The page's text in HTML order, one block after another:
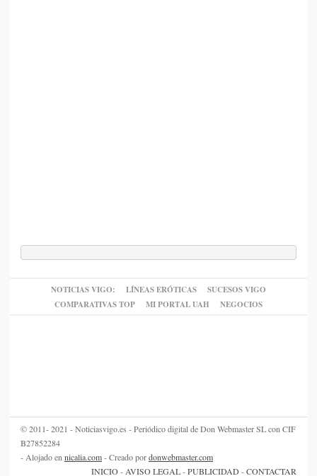
NOTICIAS VIGO: LÍNEAS ERÓTICAS
SUCESOS VIGO
COMPARATIVAS TOP
MI PORTAL UAH NEGOCIOS
© 2011- 2021 - Noticiasvigo.es - Periódico digital de Don Webmaster SL con CIF
B27852284
- Alojado en nicalia.com- Creado pordonwebmaster.com
INICIO- AVISO LEGAL-PUBLICIDAD -CONTACTAR